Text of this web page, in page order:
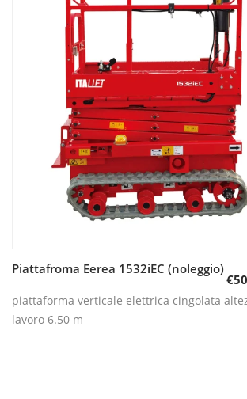
Leggi tutto
Piattafroma Eerea 1532iEC (noleggio)
€
piattaforma verticale elettrica cingolata
lavoro 6.50 m